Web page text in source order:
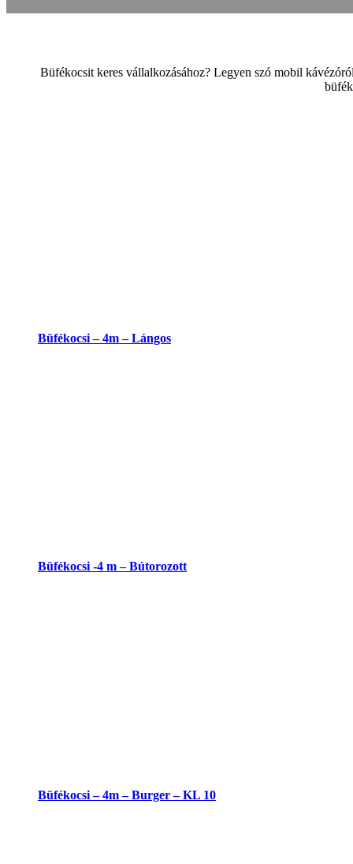
Büfékocsit keres vállalkozásához? Legyen szó mobil
Büfékocsi – 4m – Lángos
Büfékocsi -4 m – Bútorozott
Büfékocsi – 4m – Burger – KL 10